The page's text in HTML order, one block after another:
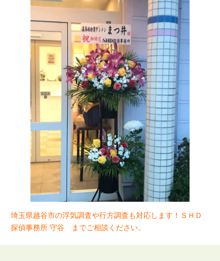
埼玉県越谷市の浮気調査や行方調査も対応します！ ＳＨＤ
探偵事務所 守谷 までご相談ください。